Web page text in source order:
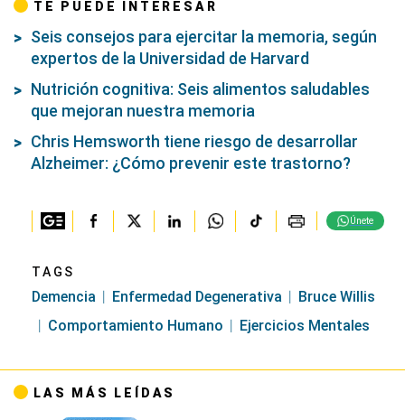
TE PUEDE INTERESAR
Seis consejos para ejercitar la memoria, según
expertos de la Universidad de Harvard
Nutrición cognitiva: Seis alimentos saludables
que mejoran nuestra memoria
Chris Hemsworth tiene riesgo de desarrollar
Alzheimer: ¿Cómo prevenir este trastorno?
Únete
TAGS
Demencia Enfermedad Degenerativa
Bruce Willis
Comportamiento Humano
Ejercicios Mentales
LAS MÁS LEÍDAS